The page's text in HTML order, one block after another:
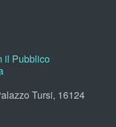
il Pubblico
Tursi, 16124